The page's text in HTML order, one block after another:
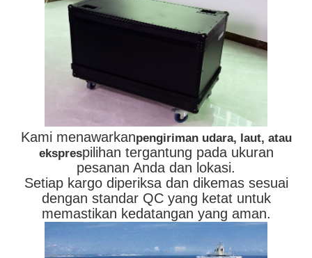
Kami menawarkanpengiriman udara, laut, atau
eksprespilihan tergantung pada ukuran
pesanan Anda dan lokasi.
Setiap kargo diperiksa dan dikemas sesuai
dengan standar QC yang ketat untuk
memastikan kedatangan yang aman.